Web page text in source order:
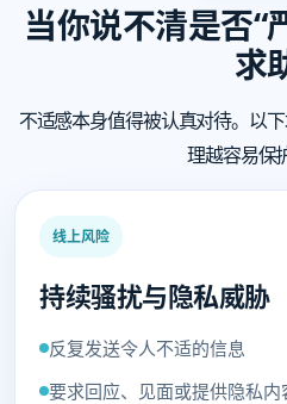
当你说不清是否“
求
不适感本身值得被认真对待。以
理越容易保
线上风险
持续骚扰与隐私威胁
反复发送令人不适的信息
要求回应、见面或提供隐私内